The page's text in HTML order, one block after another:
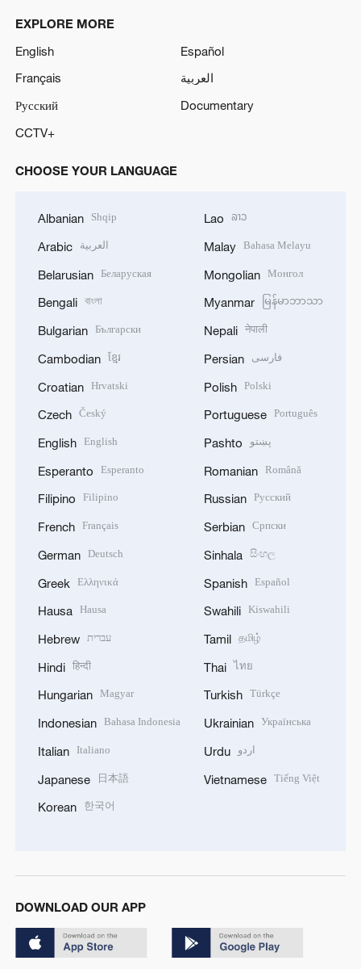
EXPLORE MORE
English
Español
Français
العربية
Русский
Documentary
CCTV+
CHOOSE YOUR LANGUAGE
Albanian Shqip
Arabic العربية
Belarusian Беларуская
Bengali বাংলা
Bulgarian Български
Cambodian ខ្មែរ
Croatian Hrvatski
Czech Český
English English
Esperanto Esperanto
Filipino Filipino
French Français
German Deutsch
Greek Ελληνικά
Hausa Hausa
Hebrew עברית
Hindi हिन्दी
Hungarian Magyar
Indonesian Bahasa Indonesia
Italian Italiano
Japanese 日本語
Korean 한국어
Lao ລາວ
Malay Bahasa Melayu
Mongolian Монгол
Myanmar မြန်မာဘာသာ
Nepali नेपाली
Persian فارسی
Polish Polski
Portuguese Português
Pashto پښتو
Romanian Română
Russian Русский
Serbian Српски
Sinhala සිංහල
Spanish Español
Swahili Kiswahili
Tamil தமிழ்
Thai ไทย
Turkish Türkçe
Ukrainian Українська
Urdu اردو
Vietnamese Tiếng Việt
DOWNLOAD OUR APP